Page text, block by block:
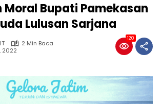
Moral Bupati Pamekasan
Lulusan Sarjana
2 Min Baca
2022
120